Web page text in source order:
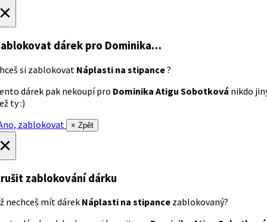
dárek pro Dominika…
si zablokovat Náplasti na stipance?
dárek pak nekoupí pro Dominika Atigu Sobotková nikdo
ty :)
zablokovat
× Zpět
zablokování dárku
nechceš mít dárek Náplasti na stipance zablokovaný?